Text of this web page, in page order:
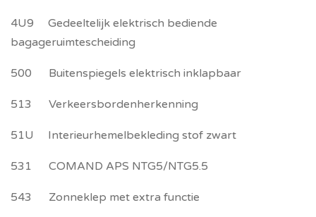
4U9 Gedeeltelijk elektrisch bediende
bagageruimtescheiding
500 Buitenspiegels elektrisch inklapbaar
513 Verkeersbordenherkenning
51U Interieurhemelbekleding stof zwart
531 COMAND APS NTG5/NTG5.5
543 Zonneklep met extra functie